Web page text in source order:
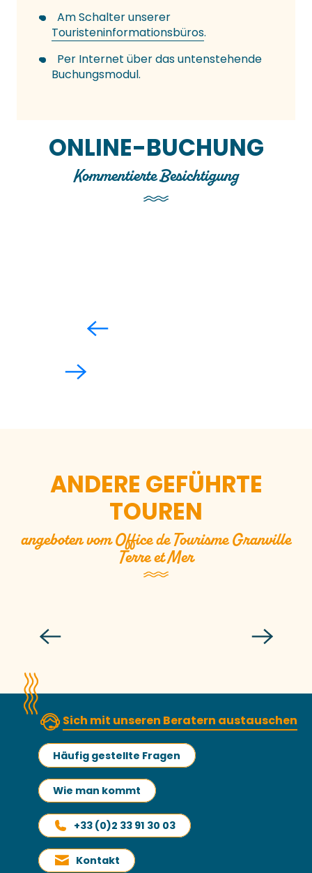
Am Schalter unserer
Touristeninformationsbüros.
Per Internet über das untenstehende
Buchungsmodul.
ONLINE-BUCHUNG
Kommentierte Besichtigung
ANDERE GEFÜHRTE
TOUREN
angeboten vom Office de Tourisme Granville
Terre et Mer
Sich mit unseren Beratern austauschen
Häufig gestellte Fragen
Wie man kommt
+33 (0)2 33 91 30 03
Kontakt